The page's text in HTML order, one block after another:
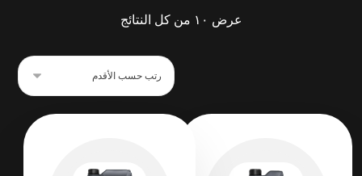
عرض ⁦١٠⁩ من كل النتائج